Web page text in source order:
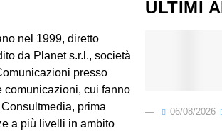
nel 1999, diretto
da Planet s.r.l., società
presso
comunicazioni, cui fanno
prima
a più livelli in ambito
ULTIMI
06/08/2026